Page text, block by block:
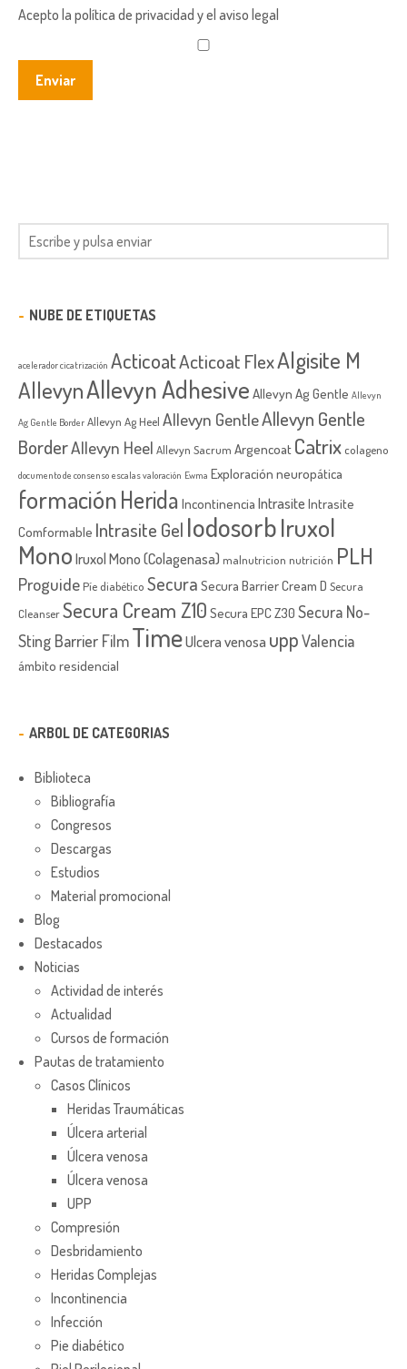
Acepto la política de privacidad y el aviso legal
NUBE DE ETIQUETAS
acelerador cicatrización ActicoatActicoat FlexAlgisite M
AllevynAllevyn Adhesive Allevyn Ag Gentle Allevyn
Ag Gentle Border Allevyn Ag Heel Allevyn GentleAllevyn Gentle
BorderAllevyn Heel Allevyn Sacrum Argencoat Catrix colageno
documento de consenso escalas valoración Ewma Exploración neuropática
formaciónHerida Incontinencia Intrasite Intrasite
Comformable Intrasite Gel IodosorbIruxol
MonoIruxol Mono (Colagenasa) malnutricion nutrición PLH
Proguide Píe diabético Secura Secura Barrier Cream D Secura
CleanserSecura Cream Z10 Secura EPC Z30 Secura No-
Sting Barrier FilmTimeUlcera venosa uppValencia
ámbito residencial
ARBOL DE CATEGORIAS
Biblioteca
Bibliografía
Congresos
Descargas
Estudios
Material promocional
Blog
Destacados
Noticias
Actividad de interés
Actualidad
Cursos de formación
Pautas de tratamiento
Casos Clínicos
Heridas Traumáticas
Úlcera arterial
Úlcera venosa
Úlcera venosa
UPP
Compresión
Desbridamiento
Heridas Complejas
Incontinencia
Infección
Pie diabético